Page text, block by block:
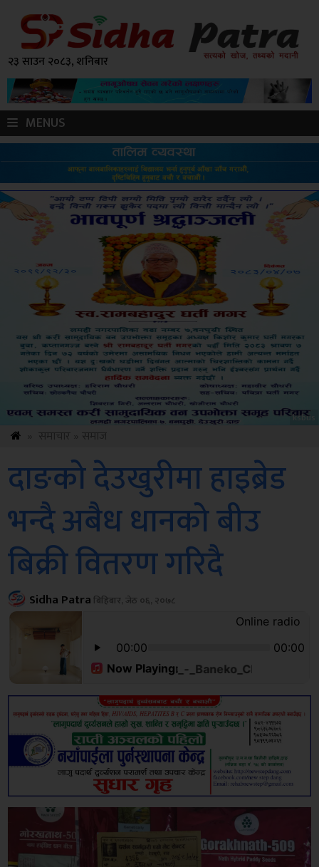
२३ साउन २०८३, शनिबार
MENUS
ksbus
दाङको देउखुरीमा हाइब्रेड
भन्दै अबैध धानको बीउ
बिक्री वितरण गरिदै
Sidha Patraबिहिबार, जेठ ०६, २०७८